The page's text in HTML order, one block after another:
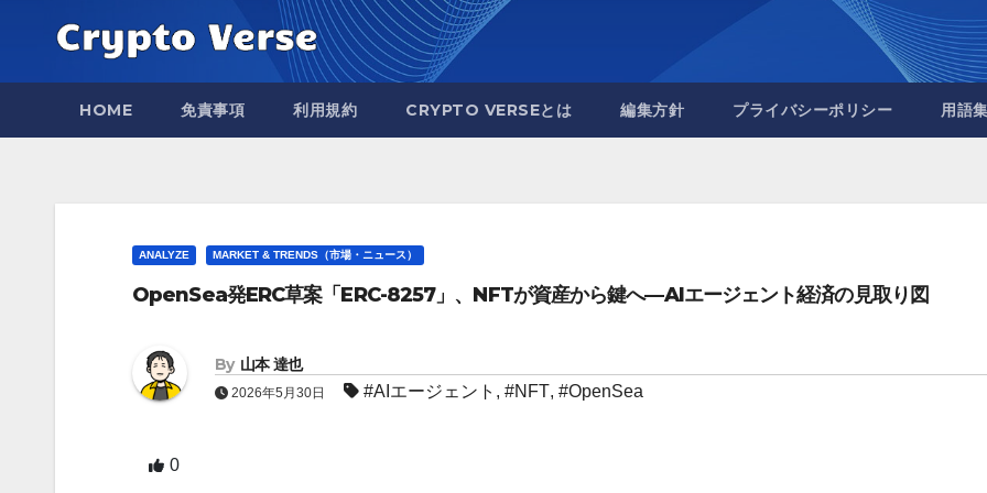
content
HOME 免責事項 利用規約 CRYPTO VERSEとは 編集方針 プライバシーポリシー 用語
ANALYZE MARKET & TRENDS（市場・ニュース）
OpenSea発ERC草案「ERC-8257」、NFTが資産から鍵へ—AIエージェント経済の見取り図
By 山本 達也
2026年5月30日 #AIエージェント , #NFT, #OpenSea
0